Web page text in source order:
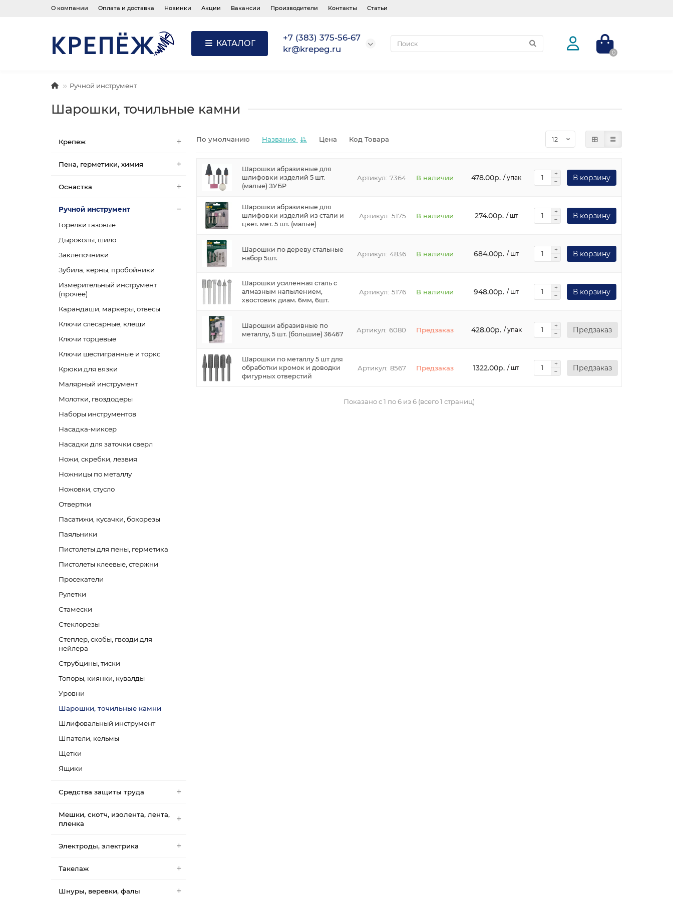
О компании Оплата и доставка Новинки Акции Вакансии Производители Контакты Статьи
КАТАЛОГ
+7 (383) 375-56-67
kr@krepeg.ru
0
Ручной инструмент
Шарошки, точильные камни
Крепеж
Пена, герметики, химия
Оснастка
Ручной инструмент
Горелки газовые
Дыроколы, шило
Заклепочники
Зубила, керны, пробойники
Измерительный инструмент
(прочее)
Карандаши, маркеры, отвесы
Ключи слесарные, клещи
Ключи торцевые
Ключи шестигранные и торкс
Крюки для вязки
Малярный инструмент
Молотки, гвоздодеры
Наборы инструментов
Насадка-миксер
Насадки для заточки сверл
Ножи, скребки, лезвия
Ножницы по металлу
Ножовки, стусло
Отвертки
Пасатижи, кусачки, бокорезы
Паяльники
Пистолеты для пены, герметика
Пистолеты клеевые, стержни
Просекатели
Рулетки
Стамески
Стеклорезы
Степлер, скобы, гвозди для
нейлера
Струбцины, тиски
Топоры, киянки, кувалды
Уровни
Шарошки, точильные камни
Шлифовальный инструмент
Шпатели, кельмы
Щетки
Ящики
Средства защиты труда
Мешки, скотч, изолента, лента,
пленка
Электроды, электрика
Такелаж
Шнуры, веревки, фалы
По умолчанию Название Цена Код Товара
Шарошки абразивные для
шлифовки изделий 5 шт.
(малые) ЗУБР
7364 В наличии 478.00р. / упак В корзину
Шарошки абразивные для
шлифовки изделий из стали и
цвет. мет. 5 шт. (малые)
5175 В наличии 274.00р. / шт В корзину
Шарошки по дереву стальные
набор 5шт.
4836 В наличии 684.00р. / шт В корзину
Шарошки усиленная сталь с
алмазным напылением,
хвостовик диам. 6мм, 6шт.
5176 В наличии 948.00р. / шт В корзину
Шарошки абразивные по
металлу, 5 шт. (большие) 36467
6080 Предзаказ 428.00р. / упак Предзаказ
Шарошки по металлу 5 шт для
обработки кромок и доводки
фигурных отверстий
8567 Предзаказ 1322.00р. / шт Предзаказ
Показано с 1 по 6 из 6 (всего 1 страниц)